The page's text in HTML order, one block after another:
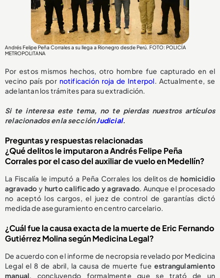
Andrés Felipe Peña Corrales a su llega a Rionegro desde Perú. FOTO: POLICÍA
METROPOLITANA
Por estos mismos hechos, otro hombre fue capturado en el
vecino país por notificación roja de Interpol. Actualmente, se
adelantan los trámites para su extradición.
Si te interesa este tema, no te pierdas nuestros artículos
relacionados en la secciónJudicial.
Preguntas y respuestas relacionadas
¿Qué delitos le imputaron a Andrés Felipe Peña
Corrales por el caso del auxiliar de vuelo en Medellín?
La Fiscalía le imputó a Peña Corrales los delitos dehomicidio
agravado y hurto calificado y agravado. Aunque el procesado
no aceptó los cargos, el juez de control de garantías dictó
medida de aseguramiento en centro carcelario.
¿Cuál fue la causa exacta de la muerte de Eric Fernando
Gutiérrez Molina según Medicina Legal?
De acuerdo con el informe de necropsia revelado por Medicina
Legal el 8 de abril, la causa de muerte fue estrangulamiento
manual, concluyendo formalmente que se trató de un